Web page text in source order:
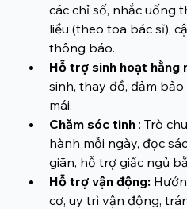
các chỉ số, nhắc uống
liều (theo toa bác sĩ),
thông báo.
Hỗ trợ sinh hoạt hằng
sinh, thay đồ, đảm
mái.
Chăm sóc tinh : Trò
hành mỗi ngày, đọc
giãn, hỗ trợ giấc ngủ
Hỗ trợ vận động:
cơ, uy trì vận động,